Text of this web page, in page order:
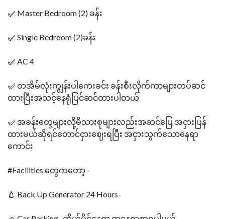
✅ Master Bedroom (2) ခန်း
✅ Single Bedroom (2)ခန်း
✅ AC 4
✅ တအိမ်လုံးကျွန်းပါကေးခင်း ခန်းစီးလိုက်ကာများတပ်ဆင်
ထားပြီးအသင့်နေရုံပြင်ဆင်ထားပါတယ်
✅ အခန်းတွေများလို့မိသားစုများလည်းအဆင်ပြေ အငှားပြန်
ထားမယ်ဆိုရင်တောင်ငှားဈေးရပြီး အငှားသွက်သောနေရာ
ကောင်း
#Facilities တွေကတော့ -
🍐 Back Up Generator 24 Hours-